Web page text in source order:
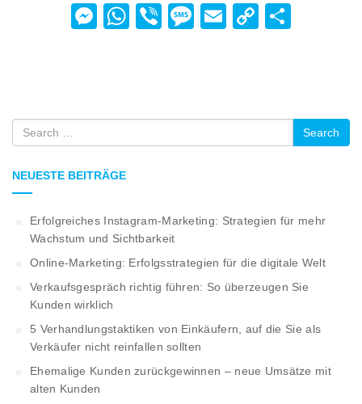
Messenger
WhatsApp
ViberMessage
Email
Copy
Search
NEUESTE BEITRÄGE
Erfolgreiches Instagram-Marketing: Strategien für mehr
Wachstum und Sichtbarkeit
Online-Marketing: Erfolgsstrategien für die digitale Welt
Verkaufsgespräch richtig führen: So überzeugen Sie
Kunden wirklich
5 Verhandlungstaktiken von Einkäufern, auf die Sie als
Verkäufer nicht reinfallen sollten
Ehemalige Kunden zurückgewinnen – neue Umsätze mit
alten Kunden